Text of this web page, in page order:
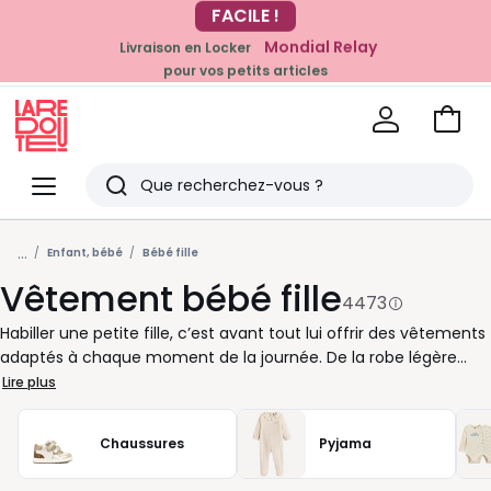
EN CE MOMENT
-20% dès 39€*
sur la mode
Livraison en Locker Mondial Relay
pour vos petits articles
Menu
Redoute
Rechercher
Derniers
articles
vus
Voir
... Enfant, bébé Bébé fille
Vêtement bébé fille4473
Habiller une petite fille, c’est avant tout lui offrir des vêtements
adaptés à chaque moment de la journée. De la robe légère
pour les beaux jours au pantalon doux pour l’hiver, nous avons
pensé à tout pour accompagner bébé avec simplicité et
confort. Les coupes sont étudiées pour faciliter vos gestes, tout
en laissant à votre enfant la liberté de bouger. Vous trouverez
ici une collection variée où chaque détail compte. Les
Lire plus
Chaussures Pyjama